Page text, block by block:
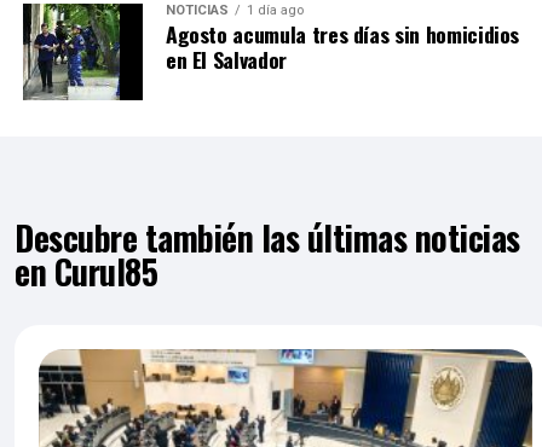
NOTICIAS 1 día ago
Agosto acumula tres días sin homicidios
en El Salvador
Descubre también las últimas noticias
en Curul85